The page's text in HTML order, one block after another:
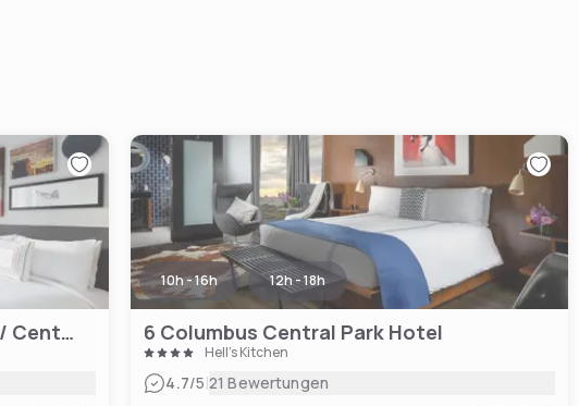
Fairfield Inn and Suites Manhattan / Central Park
10h - 16h 12h - 18h
6 Columbus Central Park Hotel
Hell's Kitchen
4.7/5|21 Bewertungen